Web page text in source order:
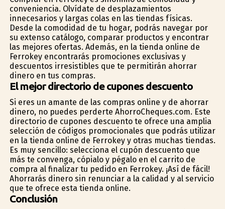
conveniencia. Olvídate de desplazamientos
innecesarios y largas colas en las tiendas físicas.
Desde la comodidad de tu hogar, podrás navegar por
su extenso catálogo, comparar productos y encontrar
las mejores ofertas. Además, en la tienda online de
Ferrokey encontrarás promociones exclusivas y
descuentos irresistibles que te permitirán ahorrar
dinero en tus compras.
El mejor directorio de cupones descuento
Si eres un amante de las compras online y de ahorrar
dinero, no puedes perderte AhorroCheques.com. Este
directorio de cupones descuento te ofrece una amplia
selección de códigos promocionales que podrás utilizar
en la tienda online de Ferrokey y otras muchas tiendas.
Es muy sencillo: selecciona el cupón descuento que
más te convenga, cópialo y pégalo en el carrito de
compra al finalizar tu pedido en Ferrokey. ¡Así de fácil!
Ahorrarás dinero sin renunciar a la calidad y al servicio
que te ofrece esta tienda online.
Conclusión